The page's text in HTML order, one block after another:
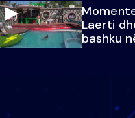
Laerti
bashku